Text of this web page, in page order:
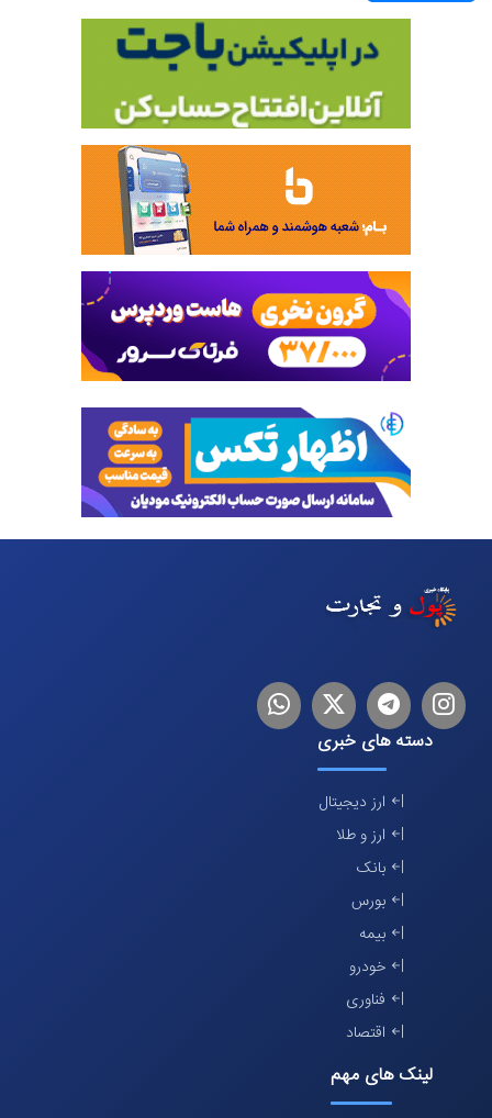
اینستاگرام
تلگرام توییترلینکدین
دسته های خبری
ارز دیجیتال
ارز و طلا
بانک
بورس
بیمه
خودرو
فناوری
اقتصاد
لینک های مهم